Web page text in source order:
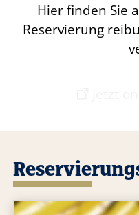
Hier finden Sie
Reservierung